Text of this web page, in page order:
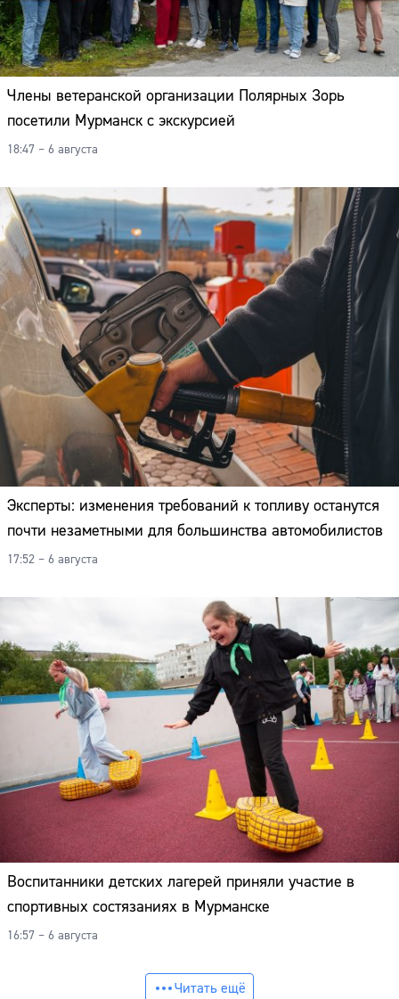
Члены ветеранской организации Полярных Зорь
посетили Мурманск с экскурсией
18:47 – 6 августа
Эксперты: изменения требований к топливу останутся
почти незаметными для большинства автомобилистов
17:52 – 6 августа
Воспитанники детских лагерей приняли участие в
спортивных состязаниях в Мурманске
16:57 – 6 августа
Читать ещё